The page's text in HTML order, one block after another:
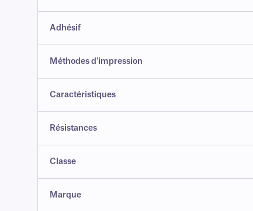
Adhésif
Méthodes d'impression
Caractéristiques
Résistances
Classe
Marque